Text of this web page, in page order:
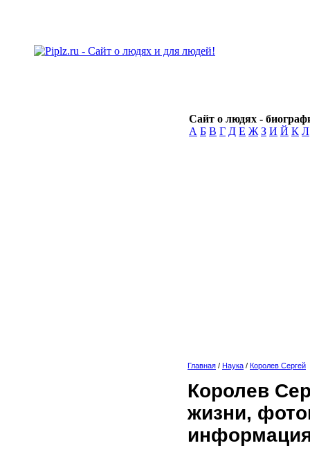
Сайт о людях -
А Б В Г Д Е Ж З И Й К Л
Главная / Наука / Королев Сергей
Королев
жизни,